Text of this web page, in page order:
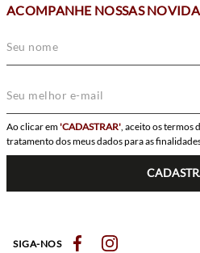
ACOMPANHE NOSSAS
Ao clicar em'CADASTRAR', aceito os termos
tratamento dos meus dados para as
SIGA-NOS